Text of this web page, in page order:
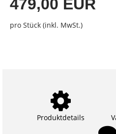
479,00 EUR
pro Stück (inkl. MwSt.)
Produktdetails